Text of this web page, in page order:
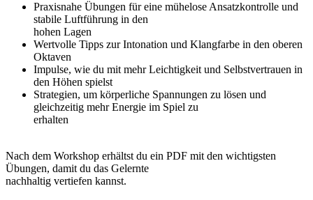
Praxisnahe Übungen für eine mühelose Ansatzkontrolle und
stabile Luftführung in den
hohen Lagen
Wertvolle Tipps zur Intonation und Klangfarbe in den oberen
Oktaven
Impulse, wie du mit mehr Leichtigkeit und Selbstvertrauen in
den Höhen spielst
Strategien, um körperliche Spannungen zu lösen und
gleichzeitig mehr Energie im Spiel zu
erhalten
Nach dem Workshop erhältst du ein PDF mit den wichtigsten
Übungen, damit du das Gelernte
nachhaltig vertiefen kannst.